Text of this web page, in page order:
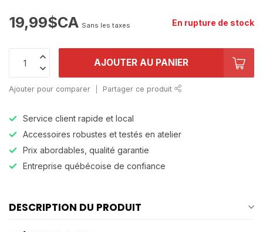
19,99$CA Sans les taxes En rupture de stock
AJOUTER AU PANIER
Ajouter pour comparer Partager ce produit
Service client rapide et local
Accessoires robustes et testés en atelier
Prix abordables, qualité garantie
Entreprise québécoise de confiance
DESCRIPTION DU PRODUIT